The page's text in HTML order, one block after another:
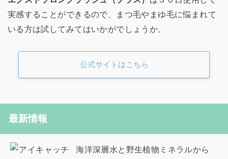
実感することができるので、まつ毛やまゆ毛に悩まれて
いる方は試してみてはいかがでしょうか。
公式サイトはこちら
最新情報
海洋深層水と野生植物ミネラルから